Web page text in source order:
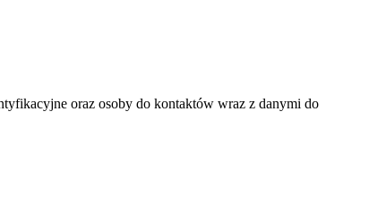
oraz osoby do kontaktów wraz z danymi do